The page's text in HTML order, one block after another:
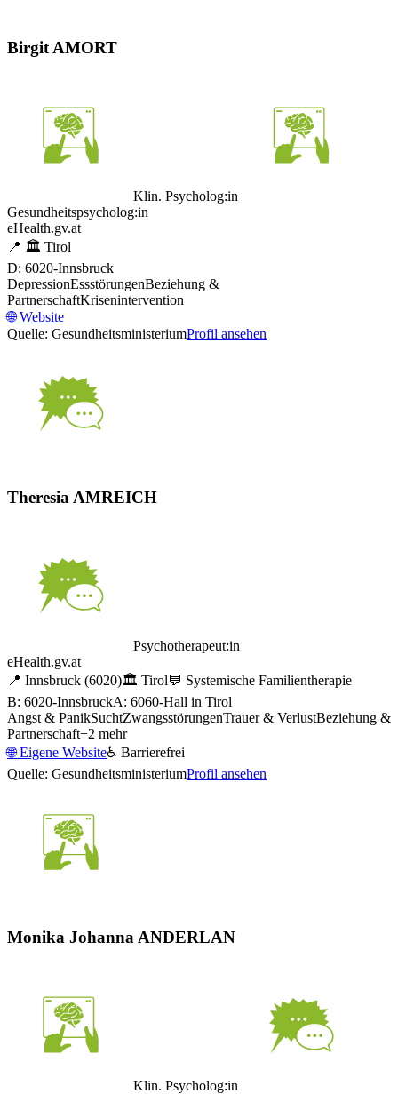
Birgit AMORT
Klin. Psycholog:in
Gesundheitspsycholog:in
eHealth.gv.at
📍 🏛️ Tirol
D: 6020-Innsbruck
DepressionEssstörungenBeziehung &
PartnerschaftKrisenintervention
🌐Website
Quelle: GesundheitsministeriumProfil ansehen
Theresia AMREICH
Psychotherapeut:in
eHealth.gv.at
📍 Innsbruck (6020)🏛️ Tirol💬 Systemische Familientherapie
B: 6020-InnsbruckA: 6060-Hall in Tirol
Angst & PanikSuchtZwangsstörungenTrauer & VerlustBeziehung &
Partnerschaft+2 mehr
🌐Eigene Website♿ Barrierefrei
Quelle: GesundheitsministeriumProfil ansehen
Monika Johanna ANDERLAN
Klin. Psycholog:in